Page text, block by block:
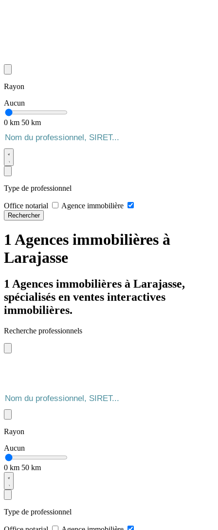
Rayon
Aucun
0 km 50 km
Type de professionnel
Office notarial Agence immobilière
Rechercher
1 Agences immobilières à
Larajasse
1 Agences immobilières à Larajasse,
spécialisés en ventes interactives
immobilières.
Recherche professionnels
Rayon
Aucun
0 km 50 km
Type de professionnel